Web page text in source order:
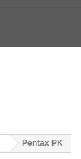
Pentax PK